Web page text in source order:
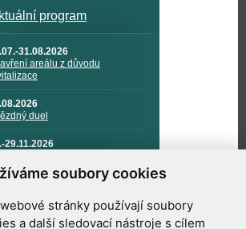
soubory cookies
stránky používají soubory
a další sledovací nástroje s cílem
program
31.08.2026
areálu z důvodu
duel
29.11.2026
A KOSMICKÉ